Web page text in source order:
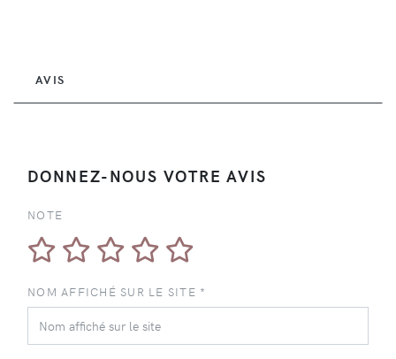
AVIS
DONNEZ-NOUS VOTRE AVIS
NOTE
NOM AFFICHÉ SUR LE SITE *